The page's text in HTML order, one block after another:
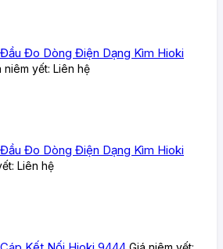
Đầu Đo Dòng Điện Dạng Kìm Hioki
niêm yết: Liên hệ
Đầu Đo Dòng Điện Dạng Kìm Hioki
Liên hệ